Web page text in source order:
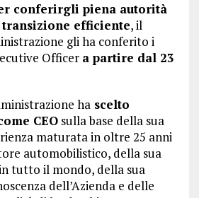
conferirgli piena autorità
efficiente, il
gli ha conferito i
Officer a partire dal 23
hascelto
CEOsulla base della sua
maturata in oltre 25 anni
automobilistico, della sua
tutto il mondo, della sua
dell’Azienda e delle